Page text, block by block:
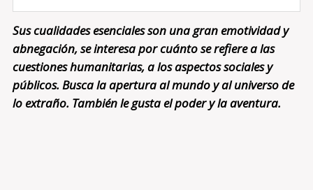
Sus cualidades esenciales son una gran emotividad y
abnegación, se interesa por cuánto se refiere a las
cuestiones humanitarias, a los aspectos sociales y
públicos. Busca la apertura al mundo y al universo de
lo extraño. También le gusta el poder y la aventura.